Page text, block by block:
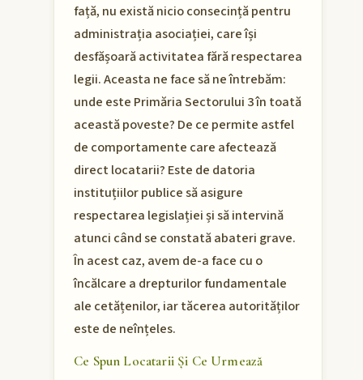
față, nu există nicio consecință pentru
administrația asociației, care își
desfășoară activitatea fără respectarea
legii. Aceasta ne face să ne întrebăm:
unde este Primăria Sectorului 3 în toată
această poveste? De ce permite astfel
de comportamente care afectează
direct locatarii? Este de datoria
instituțiilor publice să asigure
respectarea legislației și să intervină
atunci când se constată abateri grave.
În acest caz, avem de-a face cu o
încălcare a drepturilor fundamentale
ale cetățenilor, iar tăcerea autorităților
este de neînțeles.
Ce Spun Locatarii Și Ce Urmează